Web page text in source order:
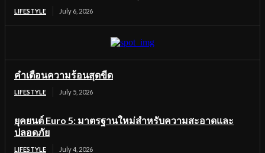
LIFESTYLE July 6, 2026
คำเตือนความร้อนสุดขีด
LIFESTYLE July 5, 2026
ยุคยนต์ Euro 5: มาตรฐานใหม่สำหรับความสะอาดและ
ปลอดภัย
LIFESTYLE July 4, 2026